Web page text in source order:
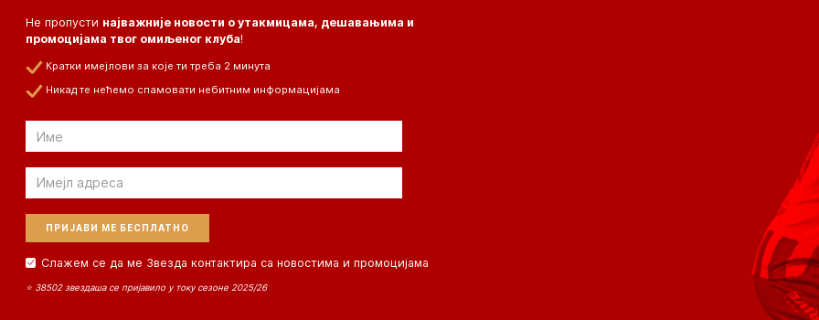
Не пропусти најважније новости о утакмицама, дешавањима и
промоцијама твог омиљеног клуба!
Кратки имејлови за које ти треба 2 минута
Никад те нећемо спамовати небитним информацијама
Email
Email
Слажем се да ме Звезда контактира са новостима и промоцијама
⭐ 38502 звездаша се пријавило у току сезоне 2025/26